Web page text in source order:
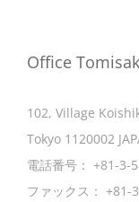
Office
102, Village
Tokyo 1120002
電話番号： +81-3-
ファックス： +81-